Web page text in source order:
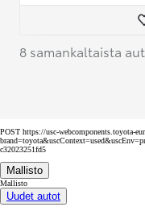
8 samankaltaista
POST https://usc-webcomponents.toyota-
c32023251fd5
Mallisto
Mallisto
Uudet autot